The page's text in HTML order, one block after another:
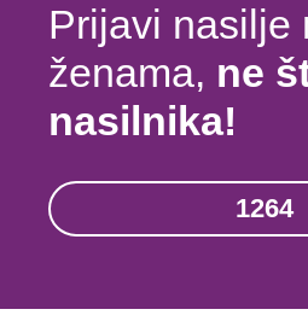
Prijavi nasilje
ženama, ne
nasilnika!
1264